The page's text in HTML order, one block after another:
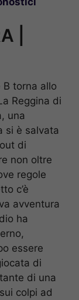
|
torna allo
Reggina di
una
si è salvata
di
non oltre
regole
c’è
avventura
ha
essere
di
di una
colpi ad